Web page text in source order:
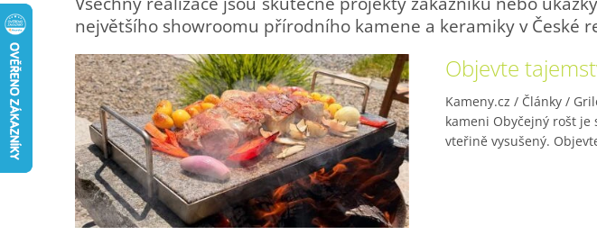
největšího showroomu přírodního kamene a keramiky v České
V
ý
p
i
s
č
l
á
n
Objevte
Kameny.cz / Články /
kameni Obyčejný rošt je
vteřině vysušený.